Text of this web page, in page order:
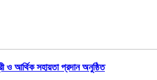
ও আর্থিক সহায়তা প্রদান অনুষ্ঠিত